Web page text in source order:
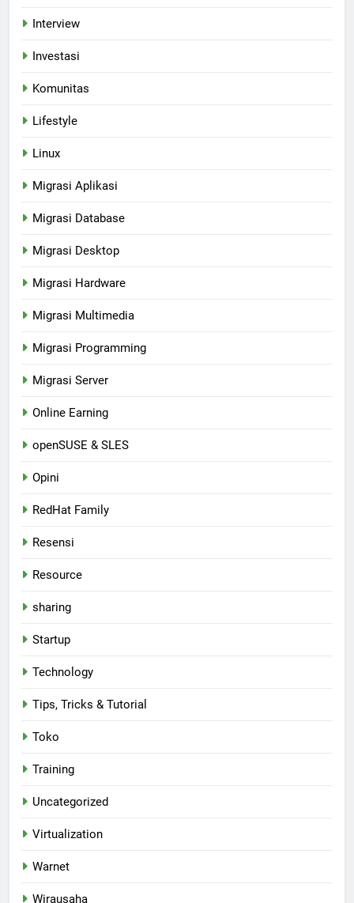
Interview
Investasi
Komunitas
Lifestyle
Linux
Migrasi Aplikasi
Migrasi Database
Migrasi Desktop
Migrasi Hardware
Migrasi Multimedia
Migrasi Programming
Migrasi Server
Online Earning
openSUSE & SLES
Opini
RedHat Family
Resensi
Resource
sharing
Startup
Technology
Tips, Tricks & Tutorial
Toko
Training
Uncategorized
Virtualization
Warnet
Wirausaha